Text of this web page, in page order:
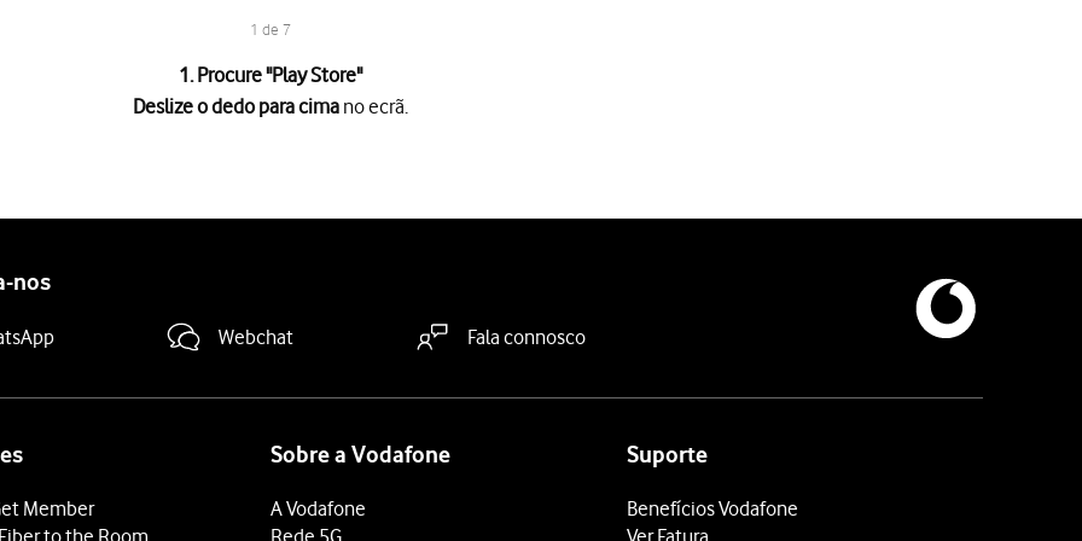
1 de 7
1. Procure "Play Store"
Deslize o dedo para cimano ecrã.
no ecrã para instalar a app.
grátis, prima o preço para instalar a app.
terminar e voltar ao ecrã inicial.
nos
Webchat Fala connosco
Member
to the Room
Sobre a Vodafone
A Vodafone
Rede 5G
Suporte
Benefícios Vodafone
Ver Fatura